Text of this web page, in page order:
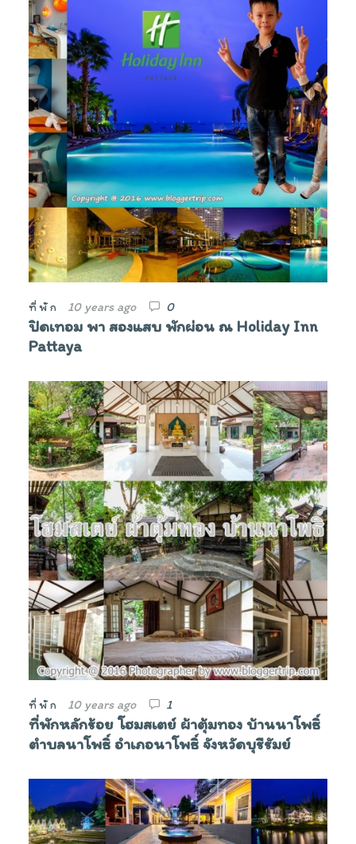
ที่พัก 10 years ago 0
ปิดเทอม พา สองแสบ พักผ่อน ณ Holiday Inn
Pattaya
ที่พัก 10 years ago 1
ที่พักหลักร้อย โฮมสเตย์ ผ้าตุ้มทอง บ้านนาโพธิ์
ตำบลนาโพธิ์ อำเภอนาโพธิ์ จังหวัดบุรีรัมย์